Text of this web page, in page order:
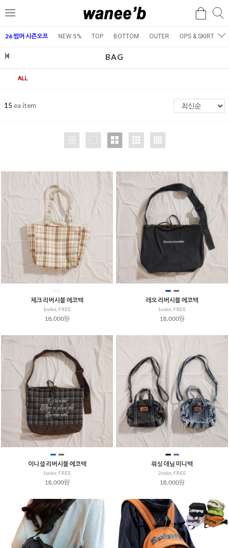
메
검
26 썸머 시즌오프 NEW 5% TOP BOTTOM OUTER OPS & SKIRT
BAG
ALL
15 ea item
체크 리버시블 에코백
1color, FREE
18,000원
레오 리버시블 에코백
1color, FREE
18,000원
이니셜 리버시블 에코백
1color, FREE
18,000원
워싱 데님 미니백
2color, FREE
18,000원